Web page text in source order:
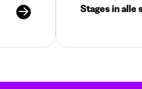
Stages in alle